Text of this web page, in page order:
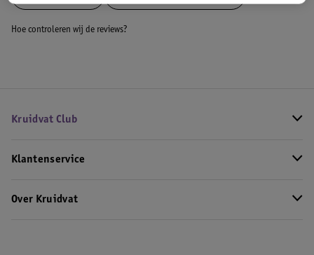
Hoe controleren wij de reviews?
Kruidvat Club
Klantenservice
Over Kruidvat